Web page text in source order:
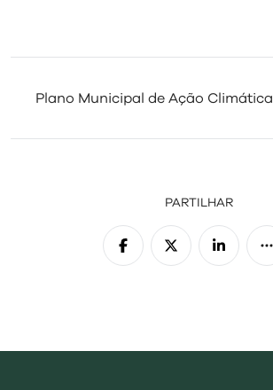
Plano Municipal de Ação Climática
PARTILHAR